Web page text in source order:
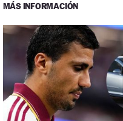
MÁS INFORMACIÓN